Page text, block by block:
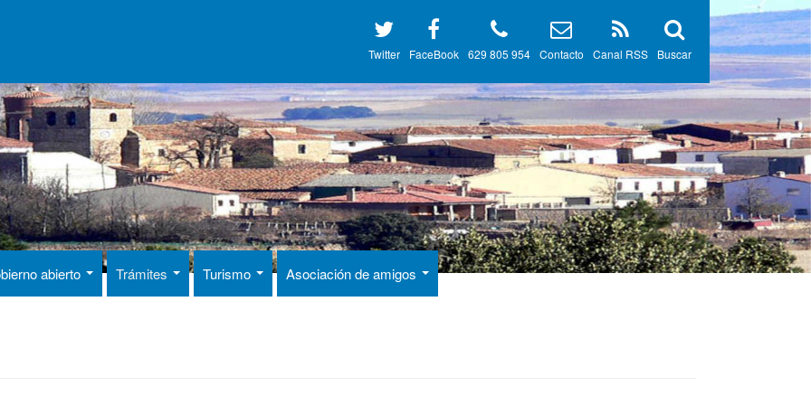
Buscar
Canal RSS
Contacto
629 805 954
FaceBook
Twitter
abierto Trámites Turismo Asociación de amigos